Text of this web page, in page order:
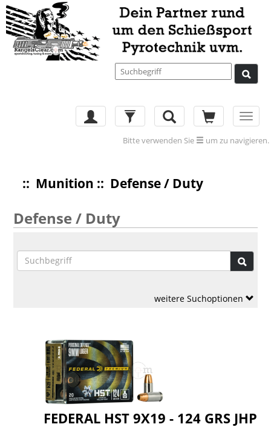
Bitte verwenden Sie um zu navigieren.
:: Munition :: Defense / Duty
Defense / Duty
weitere Suchoptionen
FEDERAL HST 9X19 - 124 GRS JHP